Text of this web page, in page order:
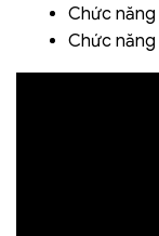
Chức
Chức năng